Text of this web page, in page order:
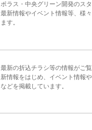
ポラス・中央グリーン開発のス
最新情報やイベント情報等、様
ます。
最新の折込チラシ等の情報がご
新情報をはじめ、イベント情報
などを掲載しています。